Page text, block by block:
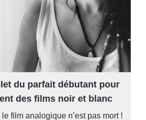
du parfait débutant pour
des films noir et blanc
film analogique n’est pas mort !